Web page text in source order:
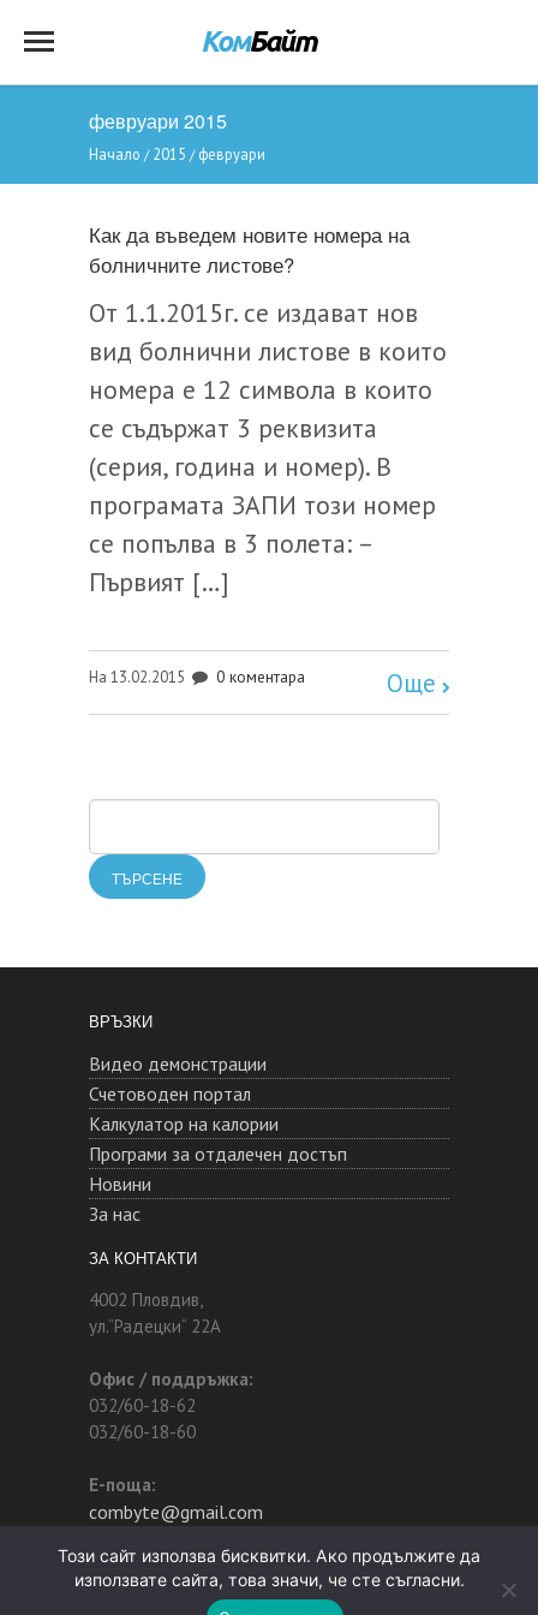
февруари 2015
Начало / 2015 / февруари
Как да въведем новите номера на
болничните листове?
От 1.1.2015г. се издават нов
вид болнични листове в които
номера е 12 символа в които
се съдържат 3 реквизита
(серия, година и номер). В
програмата ЗАПИ този номер
се попълва в 3 полета: –
Първият […]
На 13.02.2015 0 коментара Още
ВРЪЗКИ
Видео демонстрации
Счетоводен портал
Калкулатор на калории
Програми за отдалечен достъп
Новини
За нас
ЗА КОНТАКТИ
4002 Пловдив,
ул.“Радецки“ 22А
Офис / поддръжка:
032/60-18-62
032/60-18-60
Е-поща:
combyte@gmail.com
Този сайт използва бисквитки. Ако продължите да
използвате сайта, това значи, че сте съгласни.